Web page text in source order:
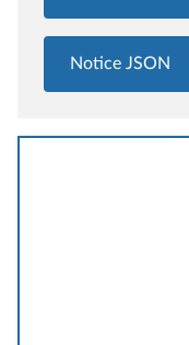
Notice JSON